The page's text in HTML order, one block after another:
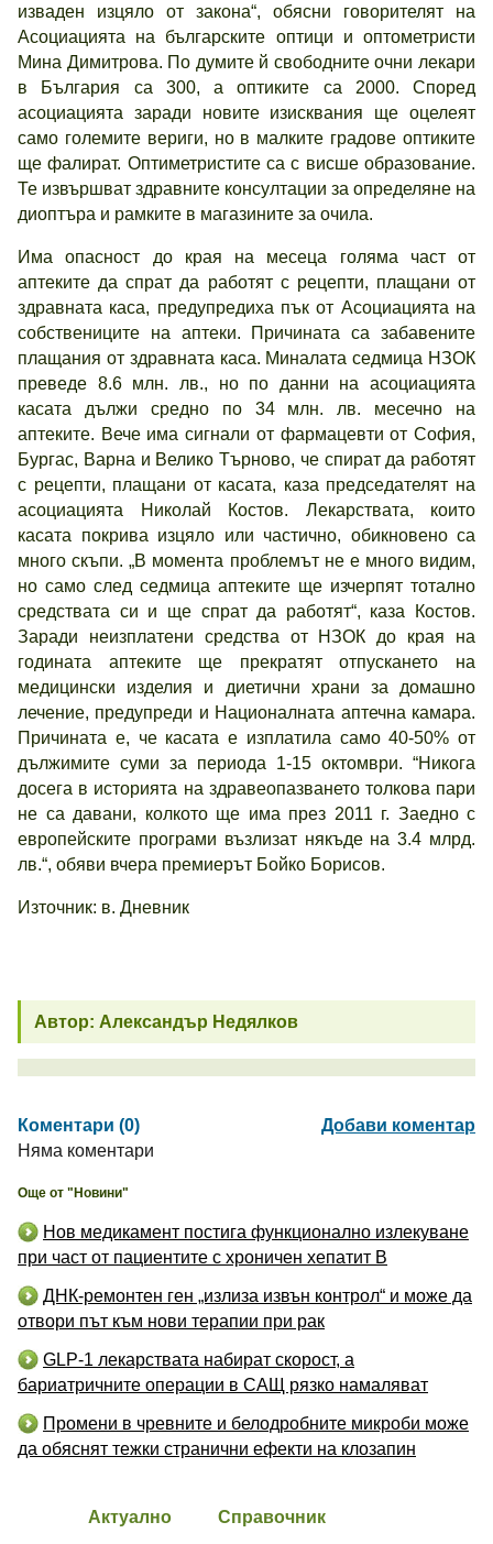
изваден изцяло от закона“, обясни говорителят на
Асоциацията на българските оптици и оптометристи
Мина Димитрова. По думите й свободните очни лекари
в България са 300, а оптиките са 2000. Според
асоциацията заради новите изисквания ще оцелеят
само големите вериги, но в малките градове оптиките
ще фалират. Оптиметристите са с висше образование.
Те извършват здравните консултации за определяне на
диоптъра и рамките в магазините за очила.
Има опасност до края на месеца голяма част от
аптеките да спрат да работят с рецепти, плащани от
здравната каса, предупредиха пък от Асоциацията на
собствениците на аптеки. Причината са забавените
плащания от здравната каса. Миналата седмица НЗОК
преведе 8.6 млн. лв., но по данни на асоциацията
касата дължи средно по 34 млн. лв. месечно на
аптеките. Вече има сигнали от фармацевти от София,
Бургас, Варна и Велико Търново, че спират да работят
с рецепти, плащани от касата, каза председателят на
асоциацията Николай Костов. Лекарствата, които
касата покрива изцяло или частично, обикновено са
много скъпи. „В момента проблемът не е много видим,
но само след седмица аптеките ще изчерпят тотално
средствата си и ще спрат да работят“, каза Костов.
Заради неизплатени средства от НЗОК до края на
годината аптеките ще прекратят отпускането на
медицински изделия и диетични храни за домашно
лечение, предупреди и Националната аптечна камара.
Причината е, че касата е изплатила само 40-50% от
дължимите суми за периода 1-15 октомври. “Никога
досега в историята на здравеопазването толкова пари
не са давани, колкото ще има през 2011 г. Заедно с
европейските програми възлизат някъде на 3.4 млрд.
лв.“, обяви вчера премиерът Бойко Борисов.
Източник: в. Дневник
Автор: Александър Недялков
Коментари (0)
Добави коментар
Няма коментари
Още от "Новини"
Нов медикамент постига функционално излекуване
при част от пациентите с хроничен хепатит B
ДНК-ремонтен ген „излиза извън контрол“ и може да
отвори път към нови терапии при рак
GLP-1 лекарствата набират скорост, а
бариатричните операции в САЩ рязко намаляват
Промени в чревните и белодробните микроби може
да обяснят тежки странични ефекти на клозапин
Актуално Справочник